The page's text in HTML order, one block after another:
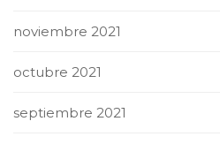
noviembre 2021
octubre 2021
septiembre 2021